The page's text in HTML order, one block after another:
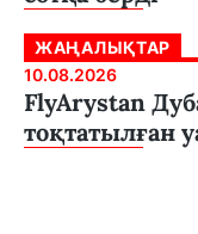
ЖАҢАЛЫҚТАР
10.08.2026
FlyArystan
тоқтатылған